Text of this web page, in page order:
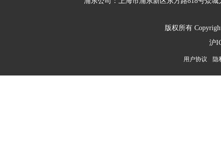
版权所有
沪
用户协议 隐